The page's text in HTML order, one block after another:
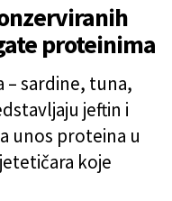
proteinima
– sardine, tuna,
jeftin i
unos proteina u
koje